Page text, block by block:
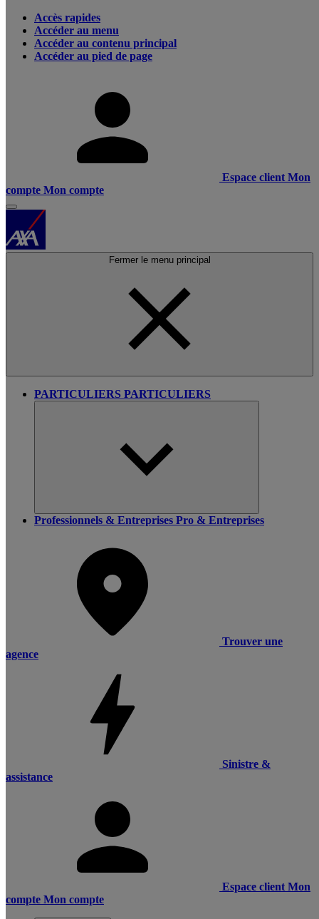
Accès rapides
Accéder au menu
Accéder au contenu principal
Accéder au pied de page
Espace client Mon
compte Mon compte
Fermer le menu principal
PARTICULIERS PARTICULIERS
Professionnels & Entreprises Pro & Entreprises
Trouver une
agence
Sinistre &
assistance
Espace client Mon
compte Mon compte